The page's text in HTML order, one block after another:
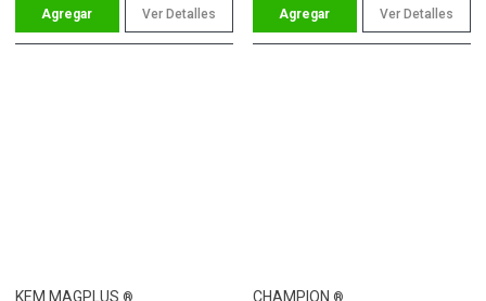
Ver Detalles Ver Detalles
KEM MAGPLUS CHAMPION